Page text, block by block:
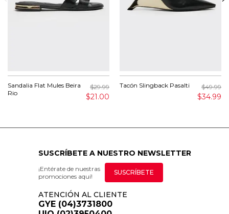
Sandalia Flat Mules Beira
Rio
$29.99
$21.00
Tacón Slingback Pasalti $49.99
$34.99
SUSCRÍBETE A NUESTRO NEWSLETTER
¡Entérate de nuestras
promociones aquí!
SUSCRÍBETE
ATENCIÓN AL CLIENTE
GYE (04)3731800